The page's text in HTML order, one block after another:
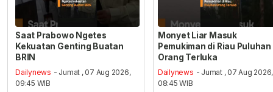
Saat Prabowo Ngetes
Kekuatan Genting Buatan
BRIN
Dailynews - Jumat , 07 Aug 2026,
09:45 WIB
Monyet Liar Masuk
Pemukiman di Riau Puluhan
Orang Terluka
Dailynews - Jumat , 07 Aug 2026,
08:45 WIB